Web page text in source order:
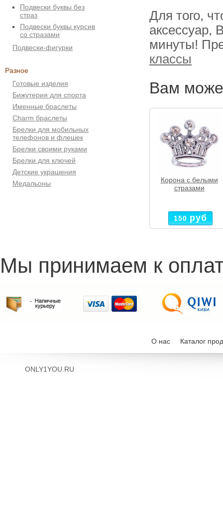
Подвески буквы без
страз
Подвески буквы курсив
со стразами
Подвески-фигурки
Разное
Готовые изделия
Бижутерия для спорта
Именные браслеты
Charm браслеты
Брелки для мобильных
телефонов и флешек
Брелки своими руками
Брелки для ключей
Детские украшения
Медальоны
Для того,
аксессуар,
минуты!
классы
Вам
Корона с белыми
стразами
150 руб
Мы принимаем к
О нас Каталог
ONLY1YOU.RU